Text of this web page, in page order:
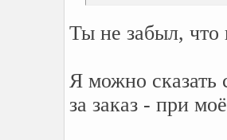
Ты не забыл,
Я можно сказать
за заказ - при